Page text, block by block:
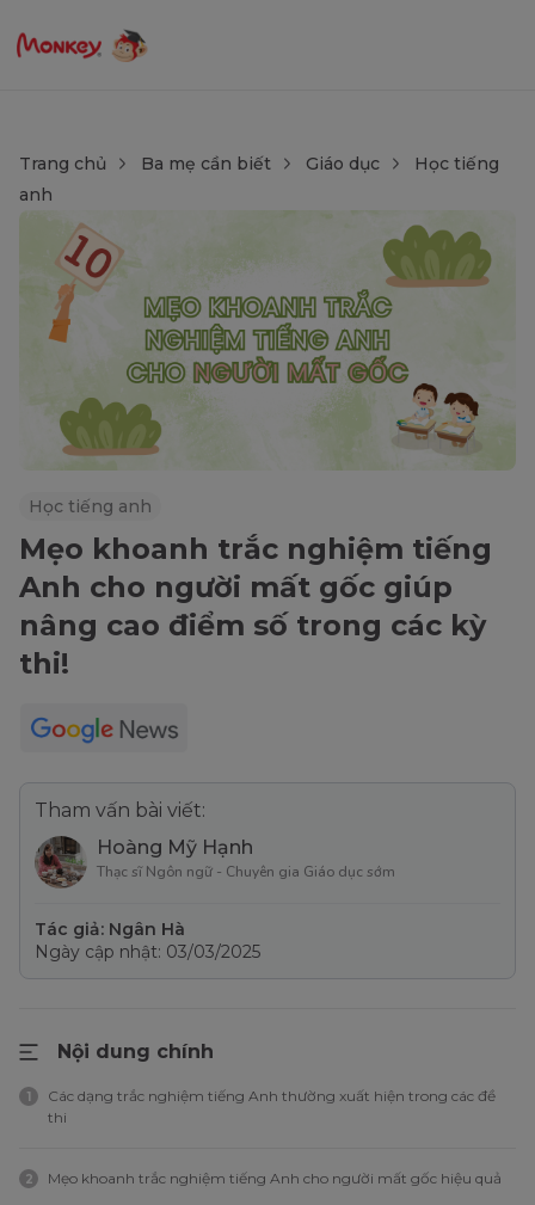
Trang chủ Ba mẹ cần biết Giáo dục
Học tiếng
anh
Học tiếng anh
Mẹo khoanh trắc nghiệm tiếng
Anh cho người mất gốc giúp
nâng cao điểm số trong các kỳ
thi!
Tham vấn bài viết:
Hoàng Mỹ Hạnh
Thạc sĩ Ngôn ngữ - Chuyên gia Giáo dục sớm
Tác giả: Ngân Hà
Ngày cập nhật: 03/03/2025
Nội dung chính
1
Các dạng trắc nghiệm tiếng Anh thường xuất hiện trong các đề
thi
2 Mẹo khoanh trắc nghiệm tiếng Anh cho người mất gốc hiệu quả